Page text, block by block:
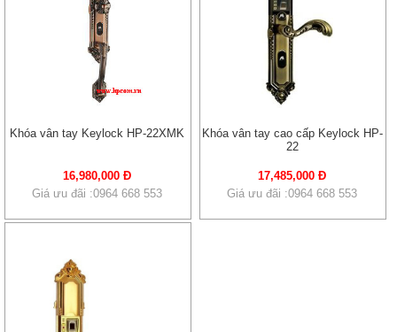
Khóa vân tay Keylock HP-22XMK
16,980,000 Đ
Giá ưu đãi :0964 668 553
Khóa vân tay cao cấp Keylock HP-
22
17,485,000 Đ
Giá ưu đãi :0964 668 553